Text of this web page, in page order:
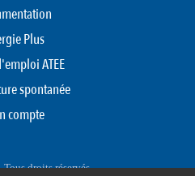
Plus
ATEE
spontanée
compte
droits réservés